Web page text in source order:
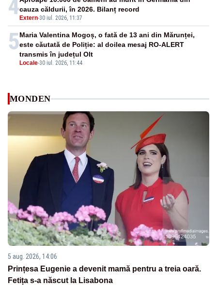
4 Extern-30 iul. 2026, 11:37
cauza căldurii, în 2026. Bilanț record
5
Locale-30 iul. 2026, 11:44
Maria Valentina Mogoș, o fată de 13 ani din Mărunței,
este căutată de Poliție: al doilea mesaj RO-ALERT
transmis în județul Olt
MONDEN
5 aug. 2026, 14:06
Prințesa Eugenie a devenit mamă pentru a treia oară.
Fetița s-a născut la Lisabona